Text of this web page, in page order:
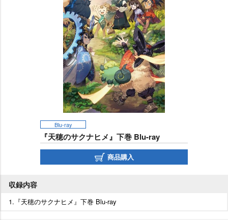
Blu-ray
『天穂のサクナヒメ』下巻 Blu-ray
商品購入
収録内容
1.『天穂のサクナヒメ』下巻 Blu-ray